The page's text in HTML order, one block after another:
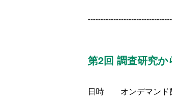
第2回 調査研究か
日時 オンデマンド